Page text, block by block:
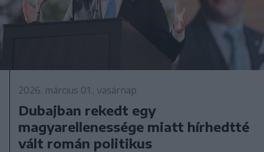
2026. március 01., vasárnap
Dubajban rekedt egy
magyarellenessége miatt hírhedtté
vált román politikus